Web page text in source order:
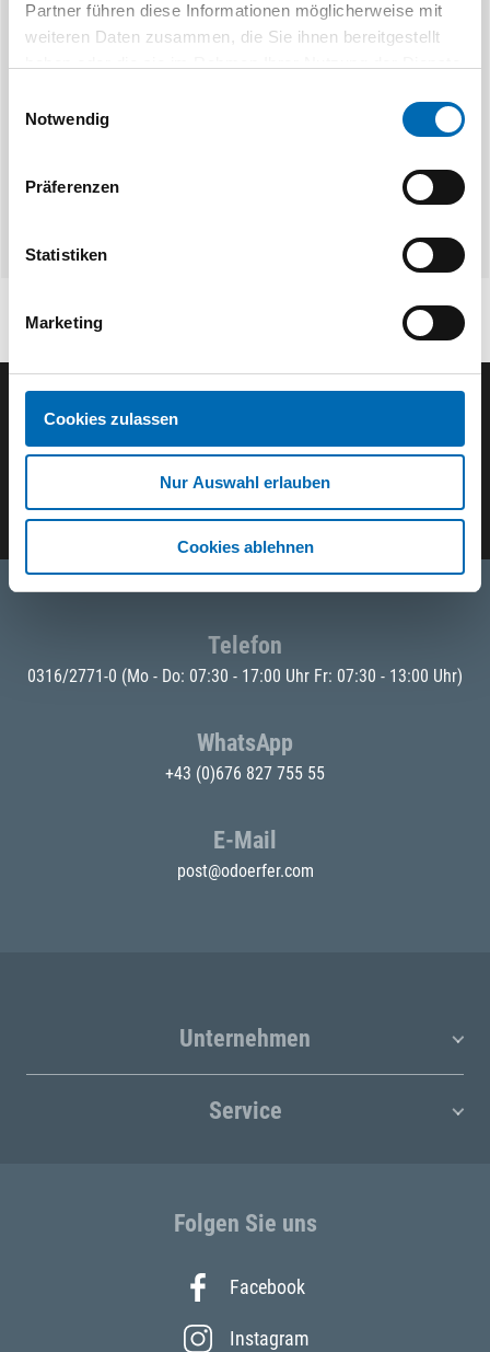
Partner führen diese Informationen möglicherweise mit
weiteren Daten zusammen, die Sie ihnen bereitgestellt
Notwendig
Präferenzen
Statistiken
Marketing
Cookies zulassen
Nur Auswahl erlauben
Cookies ablehnen
Ersatzmesser für Kreisschneider
11
Der ODÖRFER Newsletter
E-Mail eingeben
Telefon
0316/2771-0 (Mo - Do: 07:30 - 17:00 Uhr Fr: 07:30 - 13:00 Uhr)
WhatsApp
+43 (0)676 827 755 55
E-Mail
post@odoerfer.com
Unternehmen
Service
Folgen Sie uns
Facebook
Instagram